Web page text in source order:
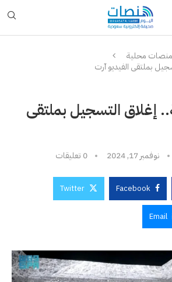
منصات محلية
إغلاق التسجيل بملتقى
نوفمبر 17, 2024 0 تعليقات
Facebook
Twitter
Email